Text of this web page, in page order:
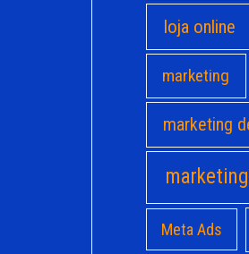
loja online
marketing
marketing
Meta Ads